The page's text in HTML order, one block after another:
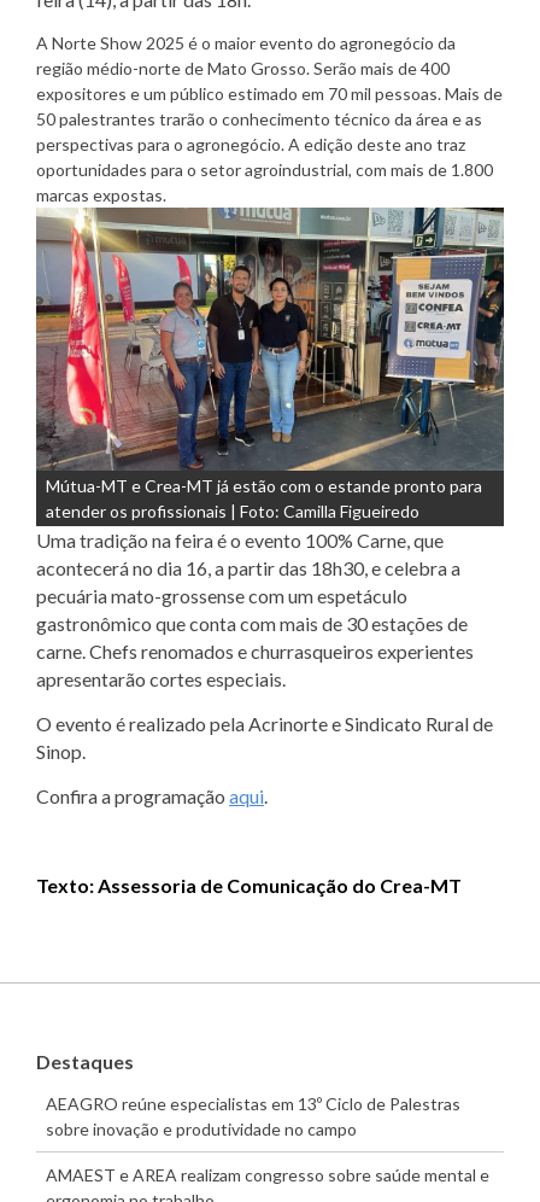
A Norte Show 2025 é o maior evento do agronegócio da
região médio-norte de Mato Grosso. Serão mais de 400
expositores e um público estimado em 70 mil pessoas. Mais de
50 palestrantes trarão o conhecimento técnico da área e as
perspectivas para o agronegócio.A edição deste ano traz
oportunidades para o setor agroindustrial, com mais de 1.800
marcas expostas.
Mútua-MT e Crea-MT já estão com o estande pronto para
atender os profissionais | Foto: Camilla Figueiredo
Uma tradição na feira é o evento 100% Carne, que
acontecerá no dia 16, a partir das 18h30, e celebra a
pecuária mato-grossense com um espetáculo
gastronômico que conta com mais de 30 estações de
carne. Chefs renomados e churrasqueiros experientes
apresentarão cortes especiais.
O evento é realizado pela Acrinorte e Sindicato Rural de
Sinop.
Confira a programação aqui.
Texto: Assessoria de Comunicação do Crea-MT
Destaques
AEAGRO reúne especialistas em 13º Ciclo de Palestras
sobre inovação e produtividade no campo
AMAEST e AREA realizam congresso sobre saúde mental e